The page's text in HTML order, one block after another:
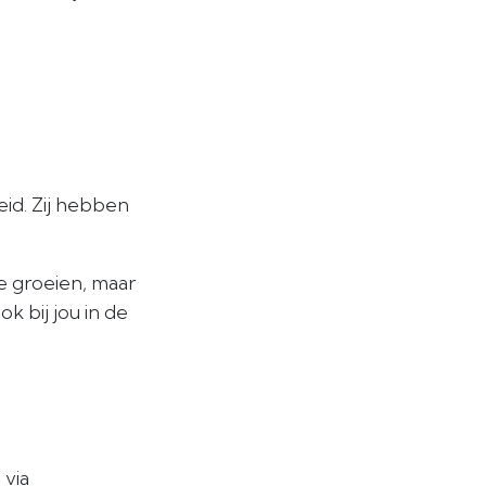
Zij hebben
groeien, maar
bij jou in de